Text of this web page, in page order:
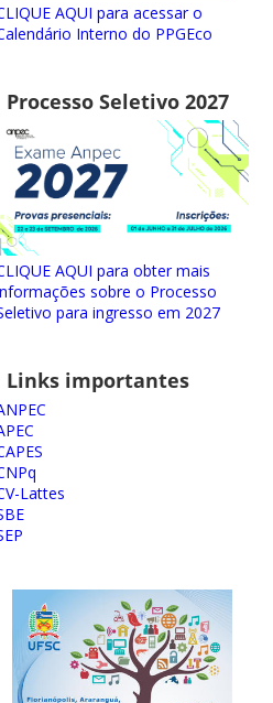
AQUI para acessar o
Interno do PPGEco
Processo Seletivo 2027
AQUI para obter mais
sobre o Processo
para ingresso em 2027
Links importantes
Lattes